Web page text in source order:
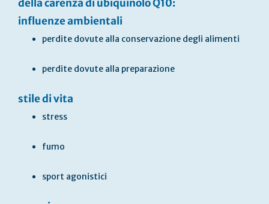
della carenza di ubiquinolo Q10:
influenze ambientali
perdite dovute alla conservazione degli alimenti
perdite dovute alla preparazione
stile di vita
stress
fumo
sport agonistici